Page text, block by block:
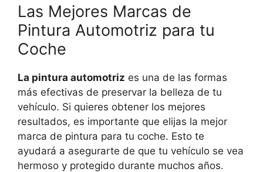
Las Mejores Marcas de
Pintura Automotriz para tu
Coche
La pintura automotriz es una de las formas
más efectivas de preservar la belleza de tu
vehículo. Si quieres obtener los mejores
resultados, es importante que elijas la mejor
marca de pintura para tu coche. Esto te
ayudará a asegurarte de que tu vehículo se vea
hermoso y protegido durante muchos años.